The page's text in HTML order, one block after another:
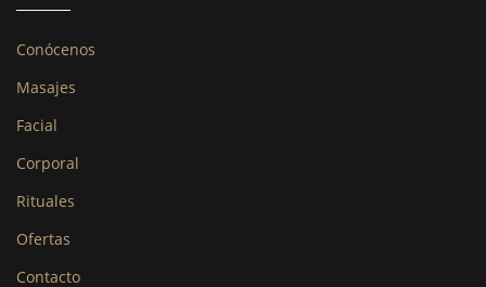
Conócenos
Masajes
Facial
Corporal
Rituales
Ofertas
Contacto